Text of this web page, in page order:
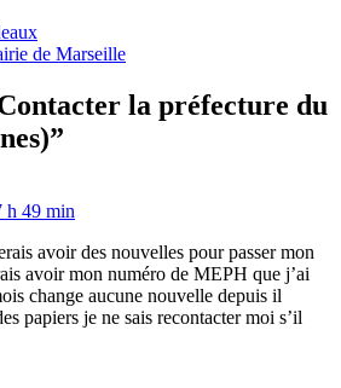
de Marseille
la préfecture du
”
h 49 min
avoir des nouvelles pour passer mon
avoir mon numéro de MEPH que j’ai
change aucune nouvelle depuis il
papiers je ne sais recontacter moi s’il